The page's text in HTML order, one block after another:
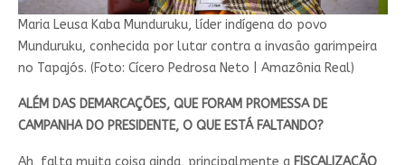
Maria Leusa Kaba Munduruku, líder indígena do povo
Munduruku, conhecida por lutar contra a invasão garimpeira
no Tapajós. (Foto: Cícero Pedrosa Neto | Amazônia Real)
ALÉM DAS DEMARCAÇÕES, QUE FORAM PROMESSA DE
CAMPANHA DO PRESIDENTE, O QUE ESTÁ FALTANDO?
Ah, falta muita coisa ainda, principalmente a FISCALIZAÇÃO